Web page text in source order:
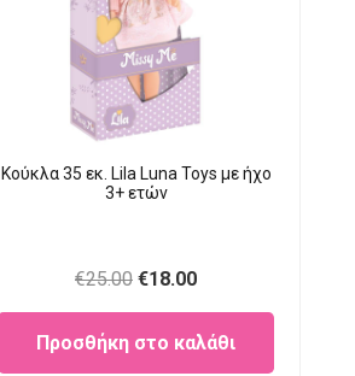
Κούκλα 35 εκ. Lila Luna Τοys με ήχο
3+ ετών
€25.00 Original
price
was:
€18.00Current
price
is:
Προσθήκη στο καλάθι